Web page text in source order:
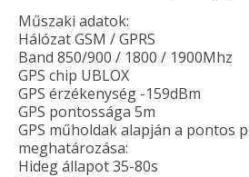
Műszaki adatok:
Hálózat GSM / GPRS
Band 850/900 / 1800 / 1900Mhz
GPS chip UBLOX
GPS érzékenység -159dBm
GPS pontossága 5m
GPS műholdak alapján a pontos
meghatározása:
Hideg állapot 35-80s